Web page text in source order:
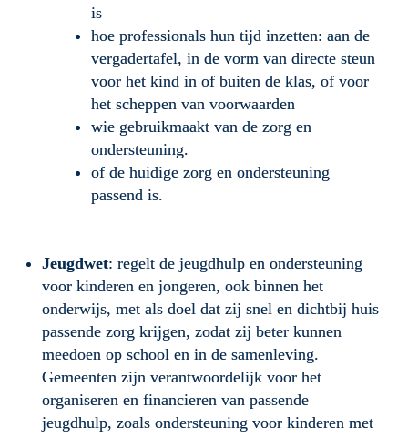
is
hoe professionals hun tijd inzetten: aan de
vergadertafel, in de vorm van directe steun
voor het kind in of buiten de klas, of voor
het scheppen van voorwaarden
wie gebruikmaakt van de zorg en
ondersteuning.
of de huidige zorg en ondersteuning
passend is.
Jeugdwet: regelt de jeugdhulp en ondersteuning
voor kinderen en jongeren, ook binnen het
onderwijs, met als doel dat zij snel en dichtbij huis
passende zorg krijgen, zodat zij beter kunnen
meedoen op school en in de samenleving.
Gemeenten zijn verantwoordelijk voor het
organiseren en financieren van passende
jeugdhulp, zoals ondersteuning voor kinderen met